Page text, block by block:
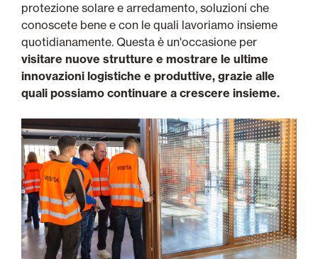
protezione solare e arredamento, soluzioni che
conoscete bene e con le quali lavoriamo insieme
quotidianamente. Questa è un'occasione per
visitare nuove strutture e mostrare le ultime
innovazioni logistiche e produttive, grazie alle
quali possiamo continuare a crescere insieme.